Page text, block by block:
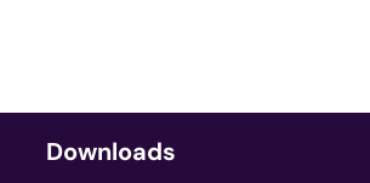
Downloads